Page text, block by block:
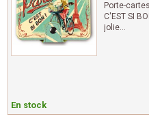
Porte-
C'EST SI
jolie...
En stock